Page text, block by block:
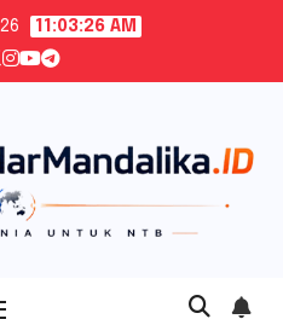
11:03:27 AM